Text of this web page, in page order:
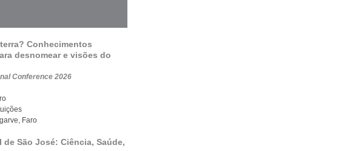
Conhecimentos
desnomear e visões do
Conference 2026
Faro
São José: Ciência, Saúde,